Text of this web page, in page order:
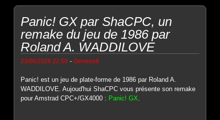
Panic! GX par ShaCPC, un
remake du jeu de 1986 par
Roland A. WADDILOVE
23/06/2026 22:59 -Genesis8
Panic! est un jeu de plate-forme de 1986 par Roland A.
WADDILOVE. Aujoud'hui ShaCPC vous présente son remake
pour Amstrad CPC+/GX4000 : Panic! GX